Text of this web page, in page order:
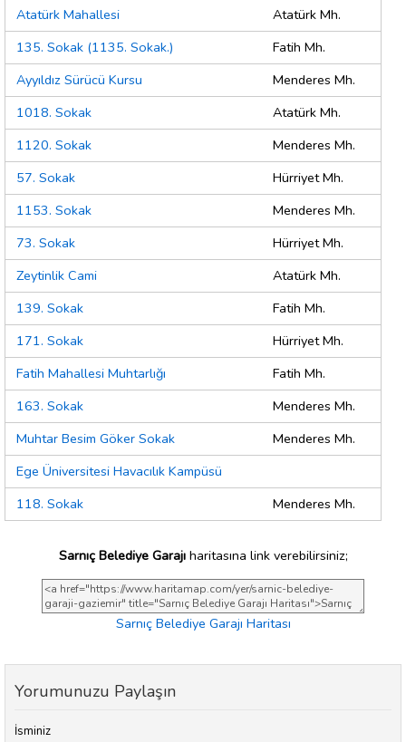
Atatürk Mahallesi
Atatürk Mh.
135. Sokak (1135. Sokak.)
Fatih Mh.
Ayyıldız Sürücü Kursu
Menderes Mh.
1018. Sokak
Atatürk Mh.
1120. Sokak
Menderes Mh.
57. Sokak
Hürriyet Mh.
1153. Sokak
Menderes Mh.
73. Sokak
Hürriyet Mh.
Zeytinlik Cami
Atatürk Mh.
139. Sokak
Fatih Mh.
171. Sokak
Hürriyet Mh.
Fatih Mahallesi Muhtarlığı
Fatih Mh.
163. Sokak
Menderes Mh.
Muhtar Besim Göker Sokak
Menderes Mh.
Ege Üniversitesi Havacılık Kampüsü
118. Sokak
Menderes Mh.
Sarnıç Belediye Garajıharitasına link verebilirsiniz;
Sarnıç Belediye Garajı Haritası
Yorumunuzu Paylaşın
İsminiz